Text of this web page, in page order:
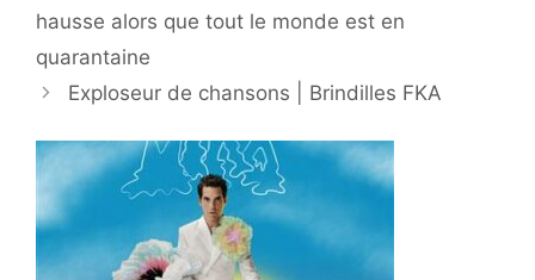
hausse alors que tout le monde est en
quarantaine
Exploseur de chansons | Brindilles FKA